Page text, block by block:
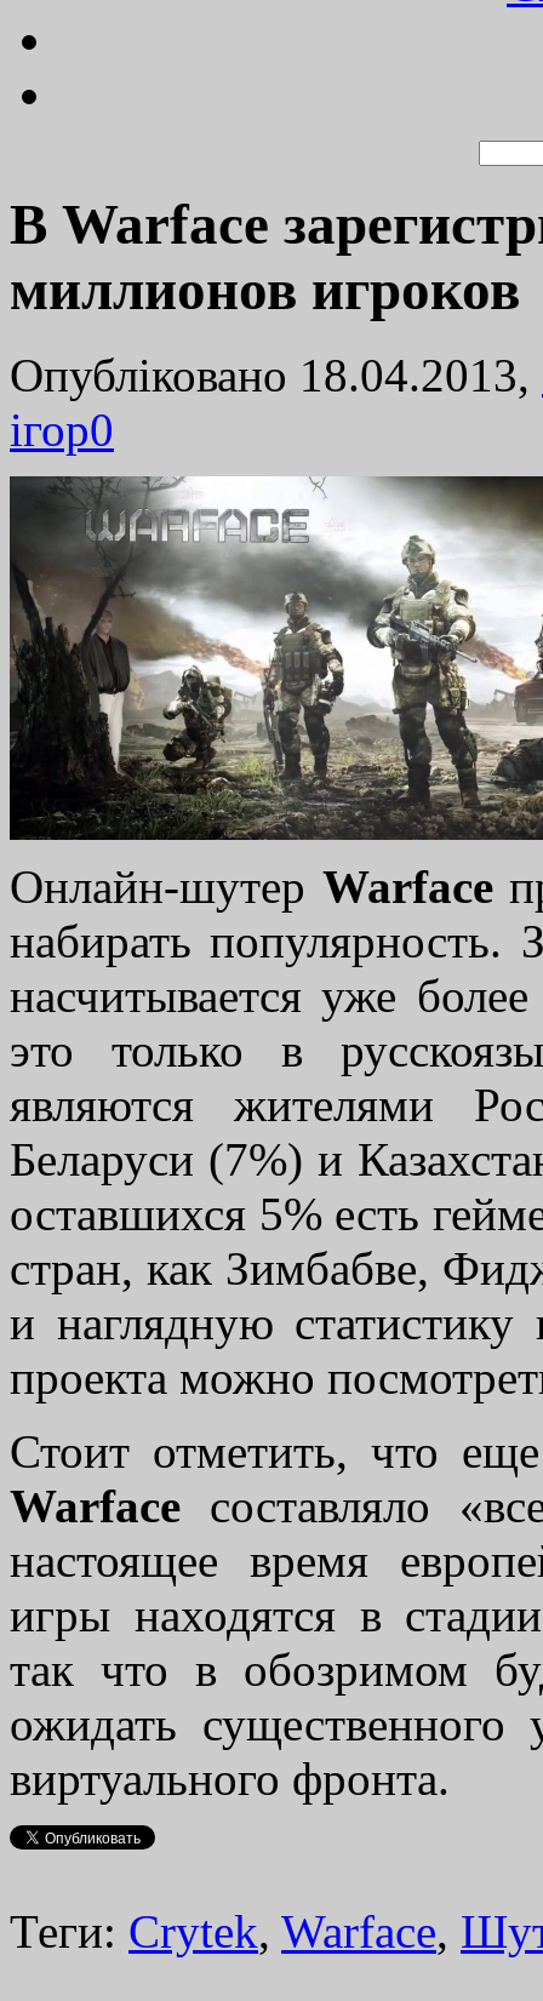
В Warface
миллионов игроков
Опубліковано 18.04.2013,
ігор0
Онлайн-шутер Warface
набирать популярность.
насчитывается уже
это только в
являются жителями
Беларуси (7%) и
оставшихся 5% есть
стран, как Зимбабве,
и наглядную статистику
проекта можно
Стоит отметить, что
Warface составляло
настоящее время
игры находятся в
так что в обозримом
ожидать существенного
виртуального фронта.
Теги: Crytek, Warface,